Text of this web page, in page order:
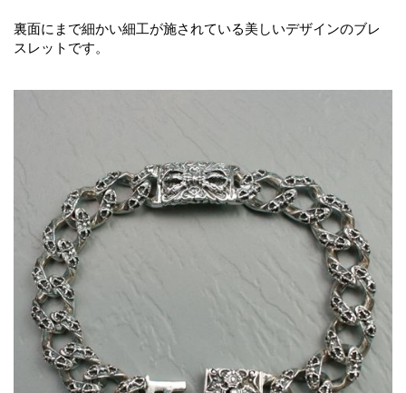
裏面にまで細かい細工が施されている美しいデザインのブレ
スレットです。